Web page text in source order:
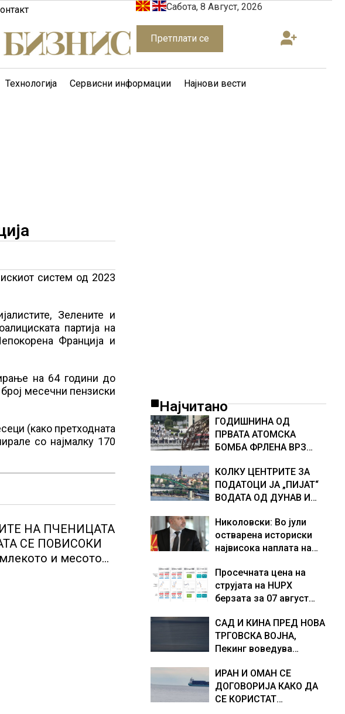
Сабота, 8 Август, 2026
Претплати се
Технологија Сервисни информации Најнови вести
систем од 2023
Зелените и
партија на
Франција и
на 64 години до
месечни пензиски
(како претходната
со најмалку 170
НА ПЧЕНИЦАТА
СЕ ПОВИСОКИ
и месото
Најчитано
ГОДИШНИНА ОД
ПРВАТА АТОМСКА
БОМБА ФРЛЕНА ВРЗ
ШТО НАПРАВИВМЕ“,
како дел од екипажот
во авионот „Енола Геј“ и
бомбардирањето го
доживуваа овој настан
што го промени текот
КОЛКУ ЦЕНТРИТЕ ЗА
ПОДАТОЦИ ЈА „ПИЈАТ“
ВОДАТА ОД ДУНАВ И
Германија е лидер во
Европа по бројот на
изградени центри за
Николовски: Во јули
остварена историски
највисока наплата на
милијарди денари –
изградивме систем што
испорачува резултати
Просечната цена на
струјата на HUPX
берзата за 07 август
евра за мегават час, на
МЕМО 153,56 евра за
мегават час
САД И КИНА ПРЕД НОВА
ТРГОВСКА ВОЈНА,
Пекинг воведува
американски компании
и организации
ИРАН И ОМАН СЕ
ДОГОВОРИЈА КАКО ДА
СЕ КОРИСТАТ